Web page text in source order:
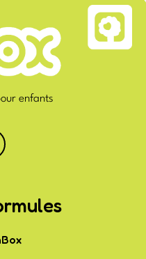
enfants